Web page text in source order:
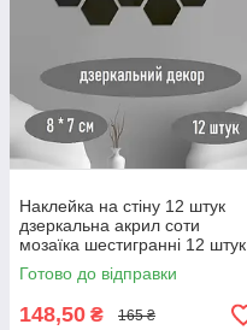
Наклейка на стіну 12 штук
дзеркальна акрил соти
мозаїка шестигранні 12 штук
8x 7 чорний декор 8903
Готово до відправки
148,50 ₴ 165 ₴